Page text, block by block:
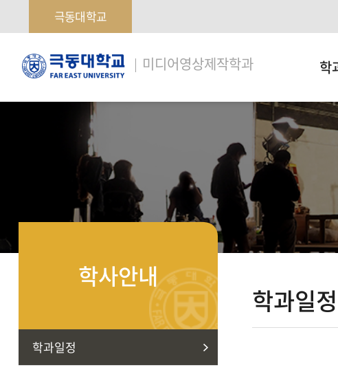
극동대학교
극
동
미디어영상제작학과 학
학사안내
학과일정
학과일정